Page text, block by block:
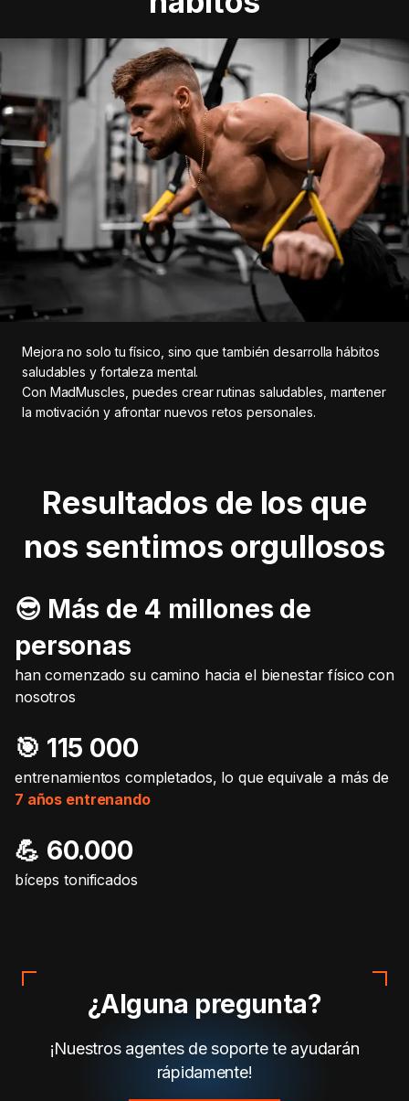
Mejora no solo tu físico, sino que también desarrolla hábitos
saludables y fortaleza mental.
Con MadMuscles, puedes crear rutinas saludables, mantener
la motivación y afrontar nuevos retos personales.
Resultados de los que
nos sentimos orgullosos
😎 Más de 4 millones de
personas
han comenzado su camino hacia el bienestar físico con
nosotros
🎯️ 115 000
entrenamientos completados, lo que equivale a más de
7 años entrenando
💪 60.000
bíceps tonificados
¿Alguna pregunta?
¡Nuestros agentes de soporte te ayudarán
rápidamente!